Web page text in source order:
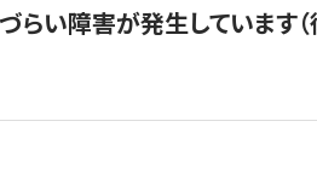
らい障害が発生しています（